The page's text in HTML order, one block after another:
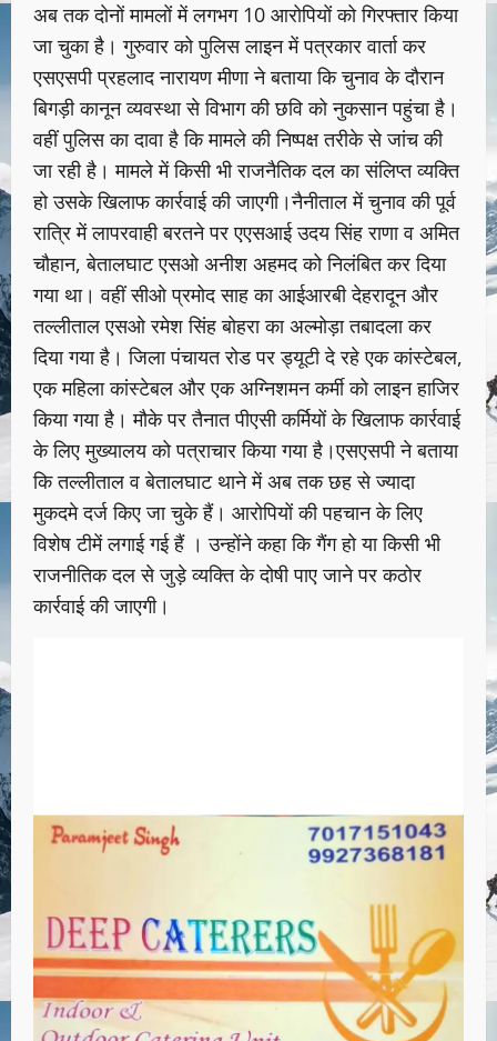
अब तक दाेनों मामलों में लगभग 10 आरोपियों को गिरफ्तार किया
जा चुका है। गुरुवार को पुलिस लाइन में पत्रकार वार्ता कर
एसएसपी प्रहलाद नारायण मीणा ने बताया कि चुनाव के दौरान
बिगड़ी कानून व्यवस्था से विभाग की छवि को नुकसान पहुंचा है।
वहीं पुलिस का दावा है कि मामले की निष्पक्ष तरीके से जांच की
जा रही है। मामले में किसी भी राजनैतिक दल का संलिप्त व्यक्ति
हो उसके खिलाफ कार्रवाई की जाएगी।नैनीताल में चुनाव की पूर्व
रात्रि में लापरवाही बरतने पर एएसआई उदय सिंह राणा व अमित
चौहान, बेतालघाट एसओ अनीश अहमद को निलंबित कर दिया
गया था। वहीं सीओ प्रमोद साह का आईआरबी देहरादून और
तल्लीताल एसओ रमेश सिंह बोहरा का अल्मोड़ा तबादला कर
दिया गया है। जिला पंचायत रोड पर ड्यूटी दे रहे एक कांस्टेबल,
एक महिला कांस्टेबल और एक अग्निशमन कर्मी को लाइन हाजिर
किया गया है। मौके पर तैनात पीएसी कर्मियों के खिलाफ कार्रवाई
के लिए मुख्यालय को पत्राचार किया गया है।एसएसपी ने बताया
कि तल्लीताल व बेतालघाट थाने में अब तक छह से ज्यादा
मुकदमे दर्ज किए जा चुके हैं। आरोपियों की पहचान के लिए
विशेष टीमें लगाई गई हैं । उन्होंने कहा कि गैंग हो या किसी भी
राजनीतिक दल से जुड़े व्यक्ति के दोषी पाए जाने पर कठोर
कार्रवाई की जाएगी।